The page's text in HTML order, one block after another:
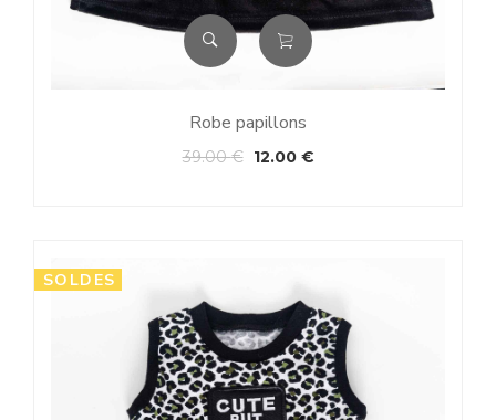
Robe papillons
39.00€ 12.00 €
SOLDES